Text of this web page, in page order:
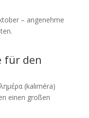
– angenehme
für den
(kaliméra)
einen großen